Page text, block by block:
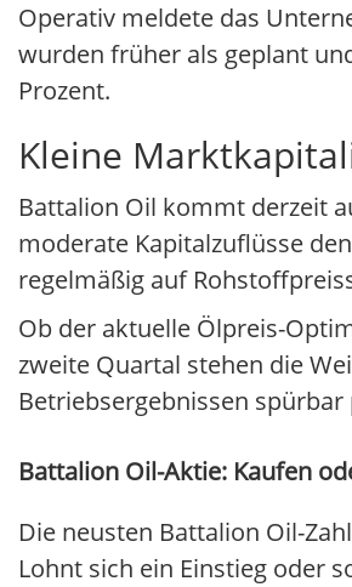
Operativ meldete das
wurden früher als geplant
Prozent.
Kleine
Battalion Oil kommt derzeit
moderate Kapitalzuflüsse
regelmäßig auf
Ob der aktuelle Ölpreis-
zweite Quartal stehen die
Betriebsergebnissen
Battalion Oil-Aktie: Kaufen
Die neusten Battalion Oil-
Lohnt sich ein Einstieg oder